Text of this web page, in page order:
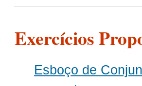
Exercícios
Esboço de